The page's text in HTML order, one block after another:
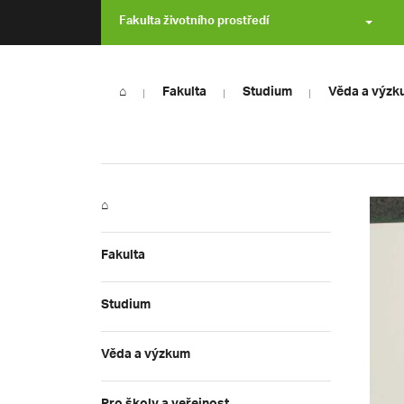
Fakulta životního prostředí
⌂ Fakulta Studium Věda a
⌂
Fakulta
Studium
Věda a výzkum